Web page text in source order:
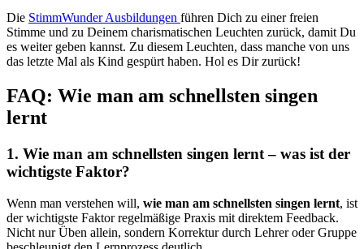
Die StimmWunder Ausbildungen führen Dich zu einer freien
Stimme und zu Deinem charismatischen Leuchten zurück, damit Du
es weiter geben kannst. Zu diesem Leuchten, dass manche von uns
das letzte Mal als Kind gespürt haben. Hol es Dir zurück!
FAQ: Wie man am schnellsten singen
lernt
1. Wie man am schnellsten singen lernt – was ist der
wichtigste Faktor?
Wenn man verstehen will, wie man am schnellsten singen lernt, ist
der wichtigste Faktor regelmäßige Praxis mit direktem Feedback.
Nicht nur Üben allein, sondern Korrektur durch Lehrer oder Gruppe